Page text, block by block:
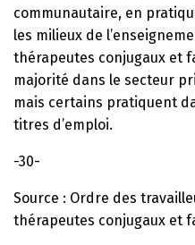
communautaire, en
les milieux de
thérapeutes conjugaux et
majorité dans le secteur
mais certains pratiquent
titres d’emploi.
-30-
Source : Ordre des
thérapeutes conjugaux et